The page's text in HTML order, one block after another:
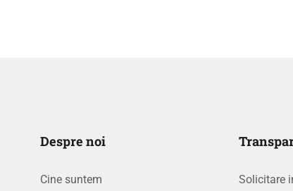
Despre noi
Cine suntem
Solicitare